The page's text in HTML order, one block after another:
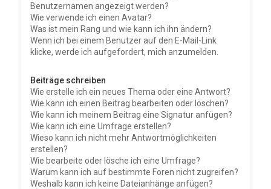
Benutzernamen angezeigt werden?
Wie verwende ich einen Avatar?
Was ist mein Rang und wie kann ich ihn ändern?
Wenn ich bei einem Benutzer auf den E-Mail-Link
klicke, werde ich aufgefordert, mich anzumelden.
Beiträge schreiben
Wie erstelle ich ein neues Thema oder eine Antwort?
Wie kann ich einen Beitrag bearbeiten oder löschen?
Wie kann ich meinem Beitrag eine Signatur anfügen?
Wie kann ich eine Umfrage erstellen?
Wieso kann ich nicht mehr Antwortmöglichkeiten
erstellen?
Wie bearbeite oder lösche ich eine Umfrage?
Warum kann ich auf bestimmte Foren nicht zugreifen?
Weshalb kann ich keine Dateianhänge anfügen?